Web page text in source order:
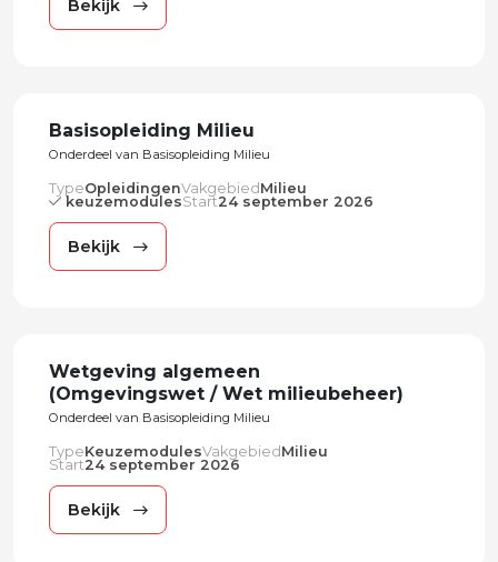
Bekijk
Basisopleiding Milieu
Onderdeel van Basisopleiding Milieu
TypeOpleidingenVakgebied Milieu
keuzemodulesStart24 september 2026
Bekijk
Wetgeving algemeen
(Omgevingswet / Wet milieubeheer)
Onderdeel van Basisopleiding Milieu
TypeKeuzemodulesVakgebied Milieu
Start24 september 2026
Bekijk